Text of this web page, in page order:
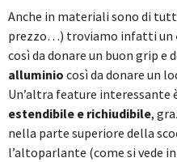
Anche in materiali sono di
prezzo…) troviamo infatti un
così da donare un buon grip e
alluminio così da donare un
Un’altra feature interessante
estendibile e richiudibile,
nella parte superiore della
l’altoparlante (come si vede